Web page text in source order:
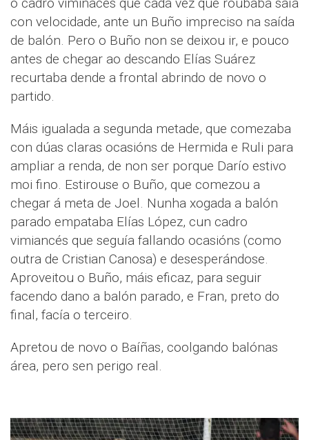
o cadro viminacés que cada vez que roubaba saía
con velocidade, ante un Buño impreciso na saída
de balón. Pero o Buño non se deixou ir, e pouco
antes de chegar ao descando Elías Suárez
recurtaba dende a frontal abrindo de novo o
partido.
Máis igualada a segunda metade, que comezaba
con dúas claras ocasións de Hermida e Ruli para
ampliar a renda, de non ser porque Darío estivo
moi fino. Estirouse o Buño, que comezou a
chegar á meta de Joel. Nunha xogada a balón
parado empataba Elías López, cun cadro
vimiancés que seguía fallando ocasións (como
outra de Cristian Canosa) e desesperándose.
Aproveitou o Buño, máis eficaz, para seguir
facendo dano a balón parado, e Fran, preto do
final, facía o terceiro.
Apretou de novo o Baíñas, coolgando balónas
área, pero sen perigo real.